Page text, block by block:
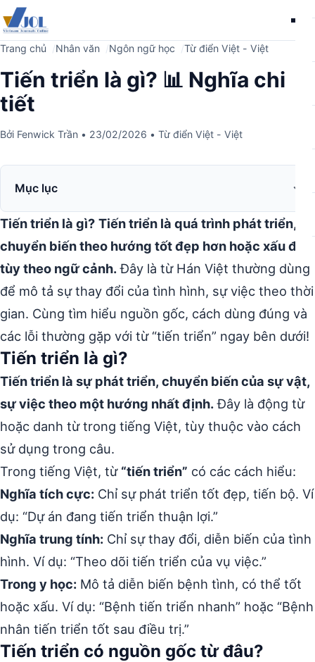
Trang chủ Nhân văn Ngôn ngữ học Từ điển Việt - Việt
Tiến triển là gì? 📊 Nghĩa chi
tiết
Bởi Fenwick Trần • 23/02/2026 • Từ điển Việt - Việt
Mục lục
Tiến triển là gì? Tiến triển là quá trình phát triển,
chuyển biến theo hướng tốt đẹp hơn hoặc xấu đi
tùy theo ngữ cảnh.Đây là từ Hán Việt thường dùng
để mô tả sự thay đổi của tình hình, sự việc theo thời
gian. Cùng tìm hiểu nguồn gốc, cách dùng đúng và
các lỗi thường gặp với từ “tiến triển” ngay bên dưới!
Tiến triển là gì?
Tiến triển là sự phát triển, chuyển biến của sự vật,
sự việc theo một hướng nhất định.Đây là động từ
hoặc danh từ trong tiếng Việt, tùy thuộc vào cách
sử dụng trong câu.
Trong tiếng Việt, từ “tiến triển” có các cách hiểu:
Nghĩa tích cực: Chỉ sự phát triển tốt đẹp, tiến bộ. Ví
dụ: “Dự án đang tiến triển thuận lợi.”
Nghĩa trung tính: Chỉ sự thay đổi, diễn biến của tình
hình. Ví dụ: “Theo dõi tiến triển của vụ việc.”
Trong y học: Mô tả diễn biến bệnh tình, có thể tốt
hoặc xấu. Ví dụ: “Bệnh tiến triển nhanh” hoặc “Bệnh
nhân tiến triển tốt sau điều trị.”
Tiến triển có nguồn gốc từ đâu?